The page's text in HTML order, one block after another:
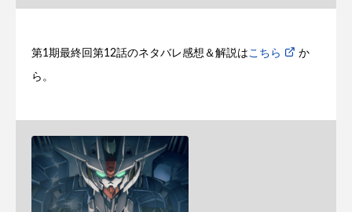
第1期最終回第12話のネタバレ感想＆解説はこちら か
ら。